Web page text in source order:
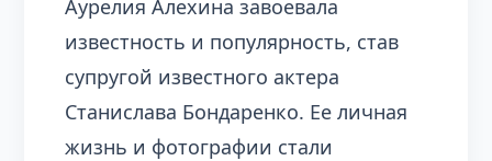
Аурелия Алехина завоевала
известность и популярность, став
супругой известного актера
Станислава Бондаренко. Ее личная
жизнь и фотографии стали